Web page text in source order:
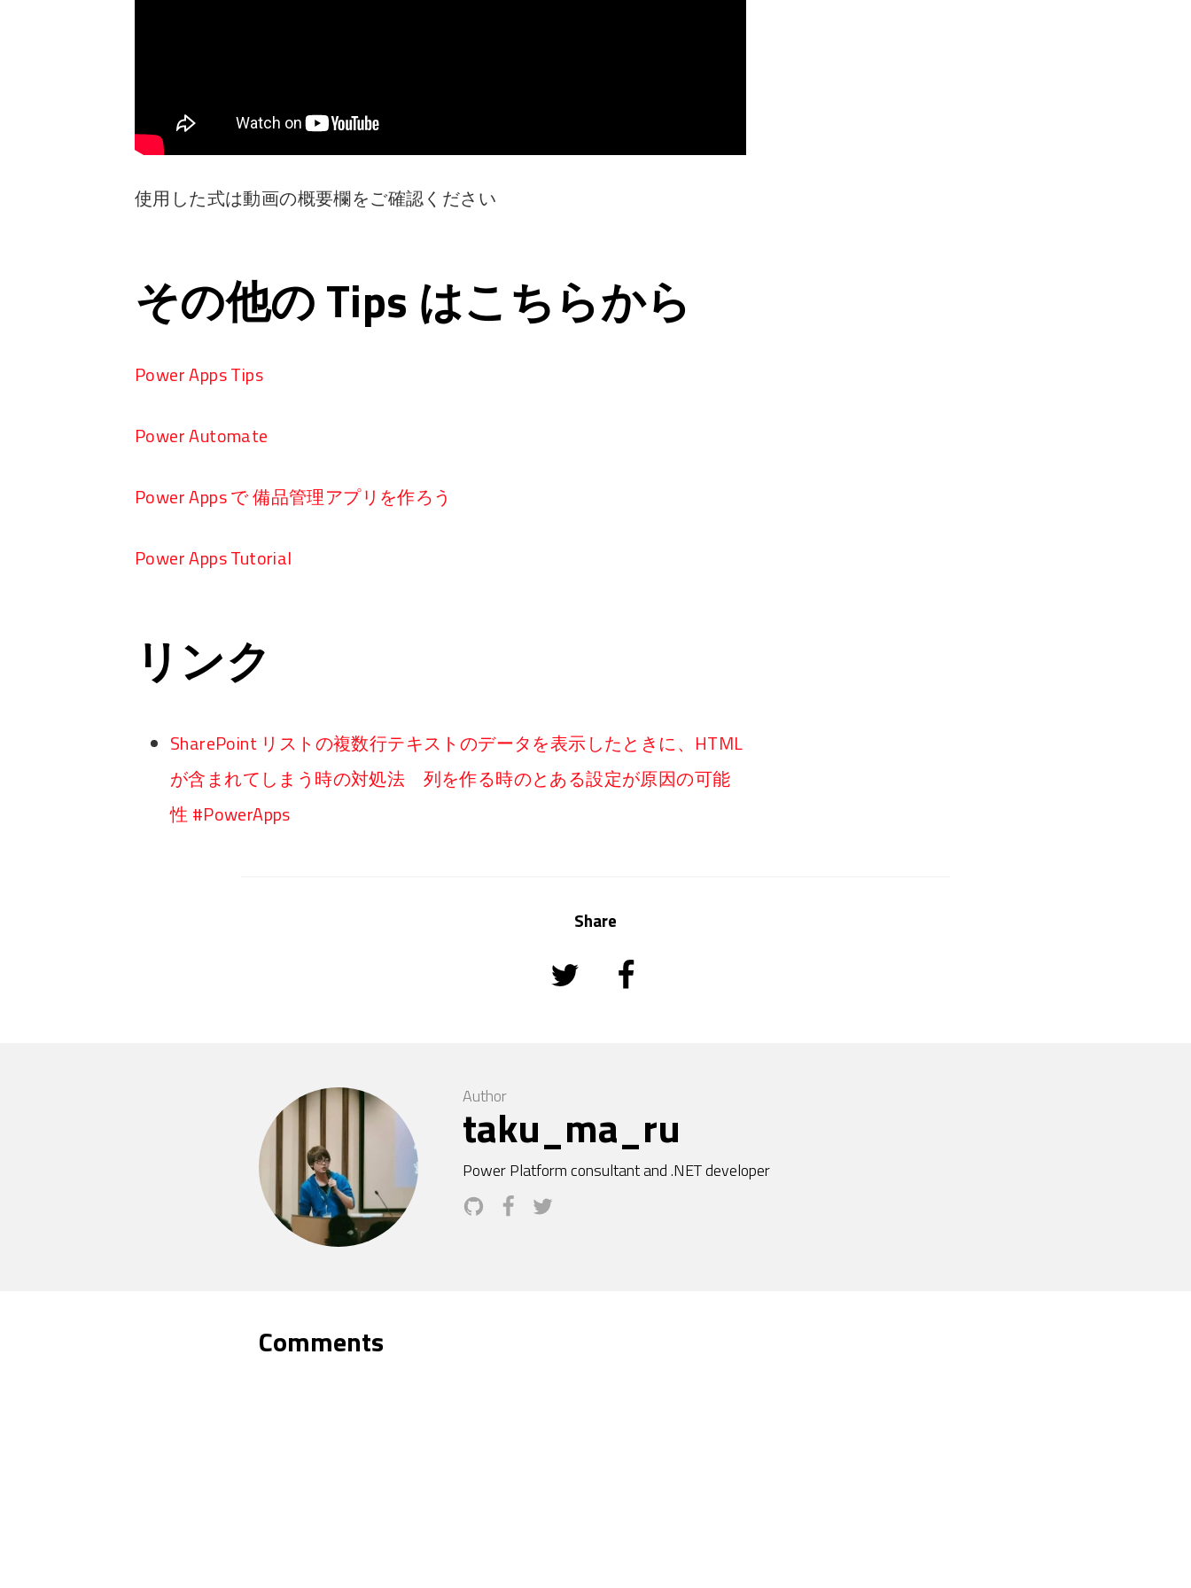
使用した式は動画の概要欄をご確認ください
その他の Tips はこちらから
Power Apps Tips
Power Automate
Power Apps で 備品管理アプリを作ろう
Power Apps Tutorial
リンク
SharePoint リストの複数行テキストのデータを表示したときに、HTML
が含まれてしまう時の対処法 列を作る時のとある設定が原因の可能
性 #PowerApps
Share
Author
taku_ma_ru
Power Platform consultant and .NET developer
Comments